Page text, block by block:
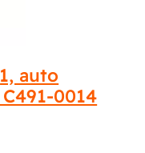
auto
0014